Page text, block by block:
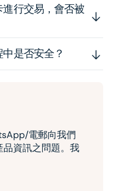
行交易，會否被
是否安全？
電郵向我們
資訊之問題。我